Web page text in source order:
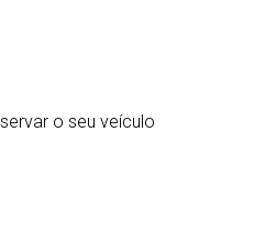
o seu veículo